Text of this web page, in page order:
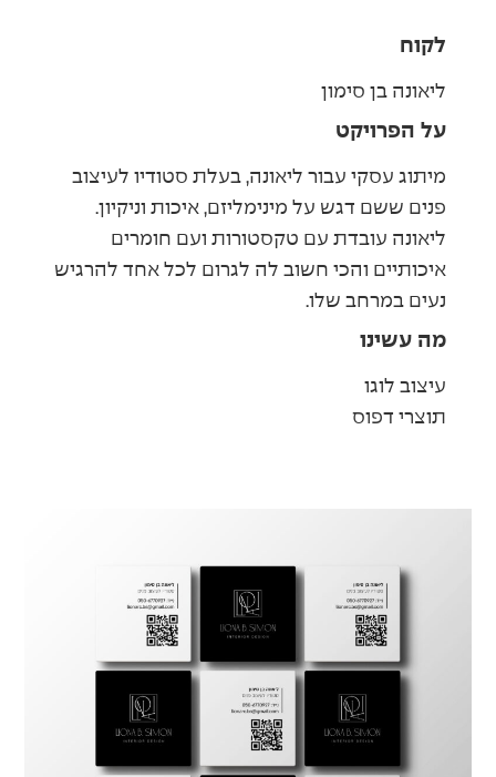
לקוח
ליאונה בן סימון
על הפרויקט
מיתוג עסקי עבור ליאונה, בעלת סטודיו לעיצוב
פנים ששם דגש על מינימליזם, איכות וניקיון.
ליאונה עובדת עם טקסטורות ועם חומרים
איכותיים והכי חשוב לה לגרום לכל אחד להרגיש
נעים במרחב שלו.
מה עשינו
עיצוב לוגו
תוצרי דפוס